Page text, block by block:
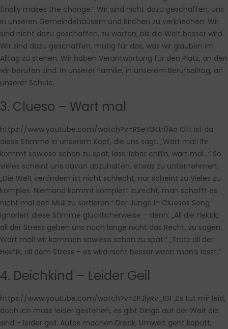
finally makes the change.” Wir sind nicht dazu geschaffen, uns
in unseren Gemeindehäusern und Kirchen zu verkriechen. Wir
sind nicht dazu geschaffen, zu warten, bis die Welt besser wird.
Wir sind dazu geschaffen, mutig für das, was wir glauben im
Alltag zu stehen. Wir haben Verantwortung für den Platz, an den
wir berufen sind. In unserer Familie, in unserem Berufsalltag, an
unserer Schule.
3. Clueso – Wart mal
https://www.youtube.com/watch?v=RSeYBKtr0Ao Oft ist da
diese Stimme in unserem Kopf, die uns sagt: „Wart mal! Ihr
kommt sowieso schon zu spät, lass lieber chill‘n, wart mal…“ So
vieles scheint uns davon abzuhalten, etwas zu unternehmen:
„Die Welt verändern ist nicht schlecht, nur scheint zu Vieles zu
komplex. Niemand kommt komplett zurecht, man schafft es
nicht mal den Müll zu sortieren.“ Der Junge in Cluesos Song
ignoriert diese Stimme glücklicherweise – denn: „All die Hektik,
all der Stress geben uns noch lange nicht das Recht, zu sagen:
Wart mal! wir kommen sowieso schon zu spät.“ „Trotz all der
Hektik, all dem Stress – es wird nicht besser wenn man’s lässt.“
4. Deichkind – Leider Geil
https://www.youtube.com/watch?v=ZPJlyRv_IGI „Es tut mir leid,
doch ich muss leider gestehen, es gibt Dinge auf der Welt die
sind – leider geil. Autos machen Dreck, Umwelt geht kaputt,